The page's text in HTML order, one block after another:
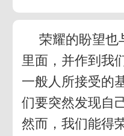
荣耀的盼望也
里面，并作到我
一般人所接受的
们要突然发现自
然而，我们能得